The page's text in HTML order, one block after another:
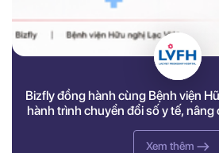
Bizfly đồng hành cùng Bệnh viện
hành trình chuyển đổi số y tế, nâng
Xem thêm